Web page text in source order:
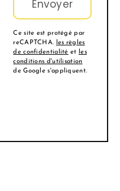
Ce site est protégé par
reCAPTCHA.
les règles
de confidentialité et
les
conditions d'utilisation
de Google s'appliquent.